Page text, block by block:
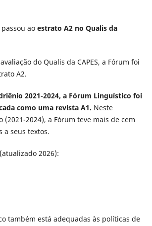
ao estrato A2 no Qualis da
do Qualis da CAPES, a Fórum foi
A2.
2021-2024, a Fórum Linguístico foi
como uma revista A1. Neste
(2021-2024), a Fórum teve mais de cem
a seus textos.
2026):
também está adequadas às políticas de